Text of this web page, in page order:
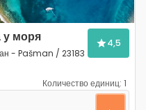
моря
- Pašman / 23183
4,5
Количество единиц: 1
Анте - Sveti Ante,